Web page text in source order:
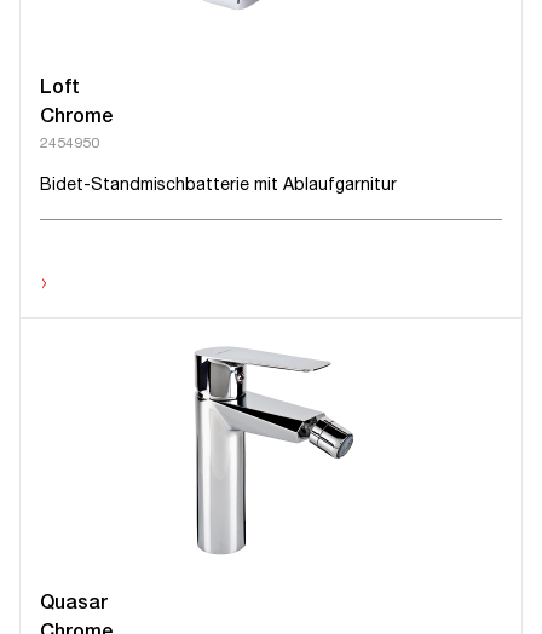
Loft
Chrome
2454950
Bidet-Standmischbatterie mit Ablaufgarnitur
›
Quasar